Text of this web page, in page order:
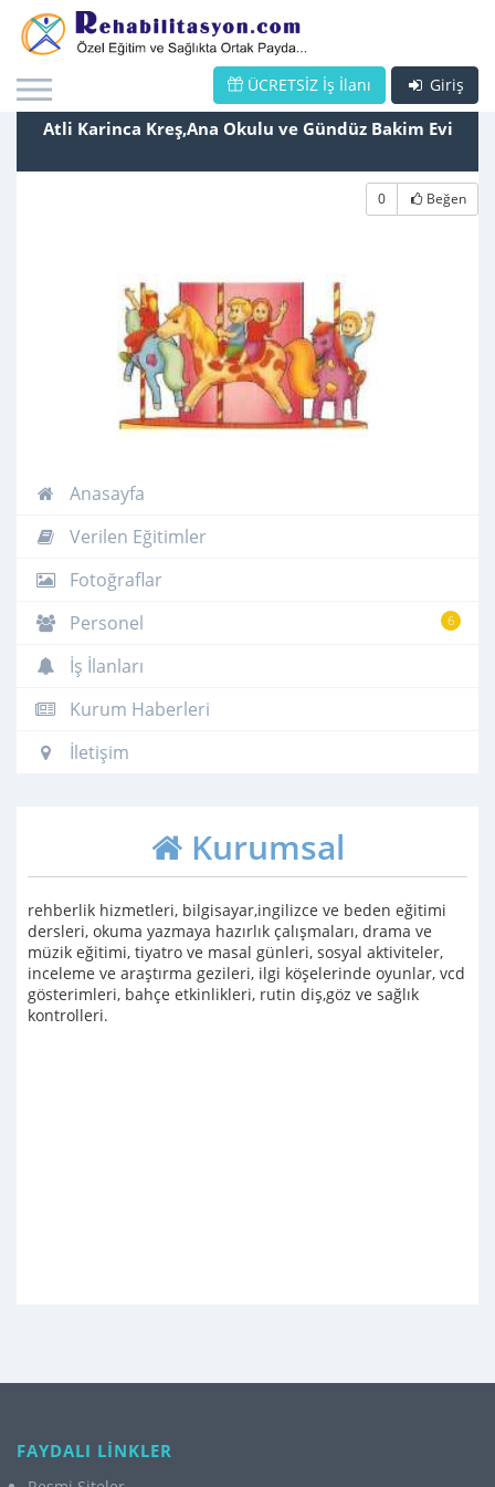
Giriş
ÜCRETSİZ İş İlanı
Atli Karinca Kreş,Ana Okulu ve Gündüz Bakim Evi
0 Beğen
Anasayfa
Verilen Eğitimler
Fotoğraflar
6
Personel
İş İlanları
Kurum Haberleri
İletişim
Kurumsal
rehberlik hizmetleri, bilgisayar,ingilizce ve beden eğitimi
dersleri, okuma yazmaya hazırlık çalışmaları, drama ve
müzik eğitimi, tiyatro ve masal günleri, sosyal aktiviteler,
inceleme ve araştırma gezileri, ilgi köşelerinde oyunlar, vcd
gösterimleri, bahçe etkinlikleri, rutin diş,göz ve sağlık
kontrolleri.
FAYDALI LİNKLER